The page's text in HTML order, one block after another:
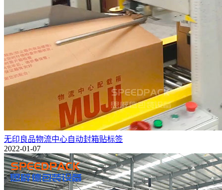
无印良品物流中心自动封箱贴标签
2022-01-07